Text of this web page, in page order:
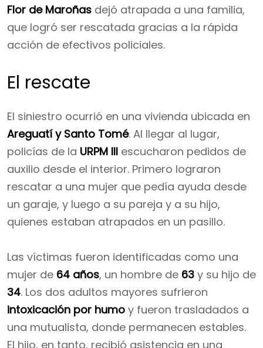
Flor de Maroñas dejó atrapada a una familia,
que logró ser rescatada gracias a la rápida
acción de efectivos policiales.
El rescate
El siniestro ocurrió en una vivienda ubicada en
Areguatí y Santo Tomé. Al llegar al lugar,
policías de la URPM III escucharon pedidos de
auxilio desde el interior. Primero lograron
rescatar a una mujer que pedía ayuda desde
un garaje, y luego a su pareja y a su hijo,
quienes estaban atrapados en un pasillo.
Las víctimas fueron identificadas como una
mujer de 64 años, un hombre de 63 y su hijo de
34. Los dos adultos mayores sufrieron
intoxicación por humo y fueron trasladados a
una mutualista, donde permanecen estables.
El hijo, en tanto, recibió asistencia en una